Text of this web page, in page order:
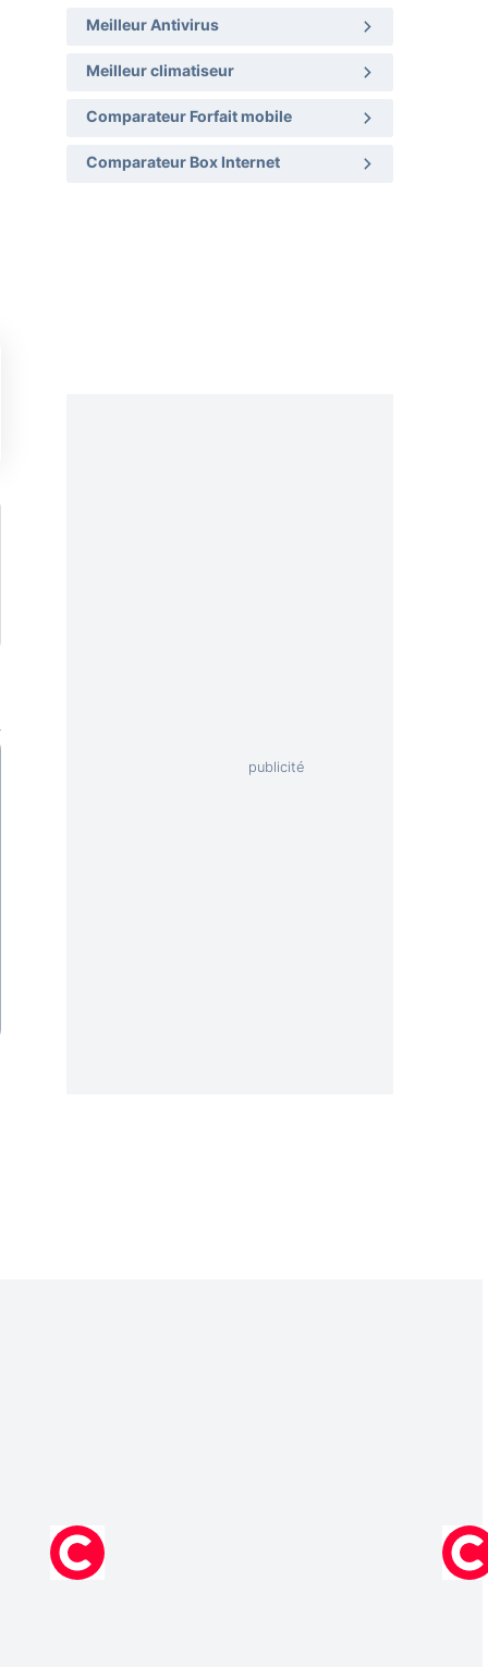
Meilleur Antivirus
Meilleur climatiseur
Comparateur Forfait mobile
Comparateur Box Internet